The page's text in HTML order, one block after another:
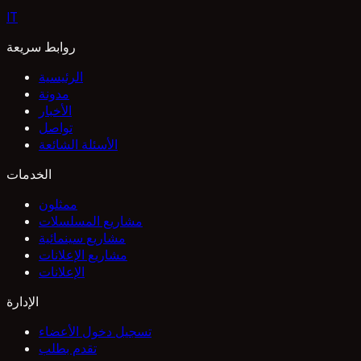
IT
روابط سريعة
الرئيسية
مدونة
الأخبار
تواصل
الأسئلة الشائعة
الخدمات
ممثلون
مشاريع المسلسلات
مشاريع سينمائية
مشاريع الإعلانات
الإعلانات
الإدارة
تسجيل دخول الأعضاء
تقدم بطلب